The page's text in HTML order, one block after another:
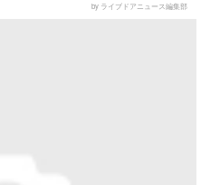
by ライブドアニュース編集部